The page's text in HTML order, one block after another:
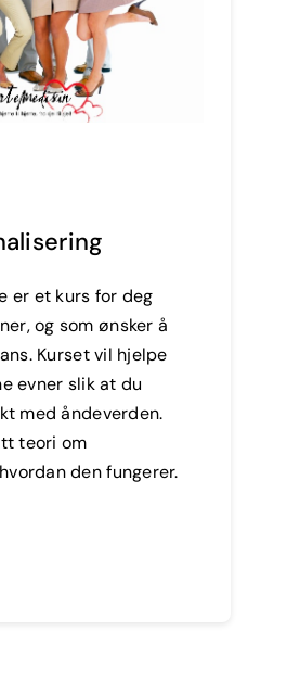
er et kurs for deg
og som ønsker å
Kurset vil hjelpe
evner slik at du
med åndeverden.
teori om
den fungerer.